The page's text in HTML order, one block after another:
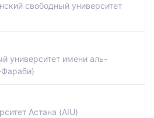
свободный университет
университет имени аль-
Астана (AIU)